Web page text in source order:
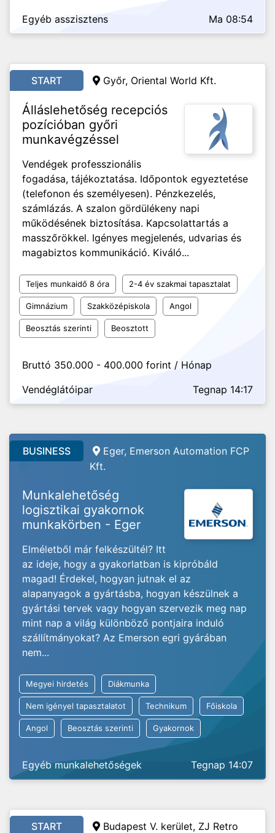
Egyéb asszisztens Ma 08:54
START Győr, Oriental World Kft.
Álláslehetőség recepciós
pozícióban győri
munkavégzéssel
Vendégek professzionális
fogadása, tájékoztatása. Időpontok egyeztetése
(telefonon és személyesen). Pénzkezelés,
számlázás. A szalon gördülékeny napi
működésének biztosítása. Kapcsolattartás a
masszőrökkel. Igényes megjelenés, udvarias és
magabiztos kommunikáció. Kiváló...
Teljes munkaidő 8 óra 2-4 év szakmai tapasztalat
Gimnázium Szakközépiskola Angol
Beosztás szerinti Beosztott
Bruttó 350.000 - 400.000 forint / Hónap
Vendéglátóipar
Tegnap 14:17
BUSINESS
Eger, Emerson Automation FCP
Kft.
Munkalehetőség
logisztikai gyakornok
munkakörben - Eger
Elméletből már felkészültél? Itt
az ideje, hogy a gyakorlatban is kipróbáld
magad! Érdekel, hogyan jutnak el az
alapanyagok a gyártásba, hogyan készülnek a
gyártási tervek vagy hogyan szervezik meg nap
mint nap a világ különböző pontjaira induló
szállítmányokat? Az Emerson egri gyárában
nem...
Megyei hirdetés Diákmunka
Nem igényel tapasztalatot Technikum Főiskola
Angol Beosztás szerinti Gyakornok
Egyéb munkalehetőségek Tegnap 14:07
START Budapest V. kerület, ZJ Retro